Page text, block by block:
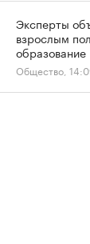
Эксперты
взрослым
образование
Общество,